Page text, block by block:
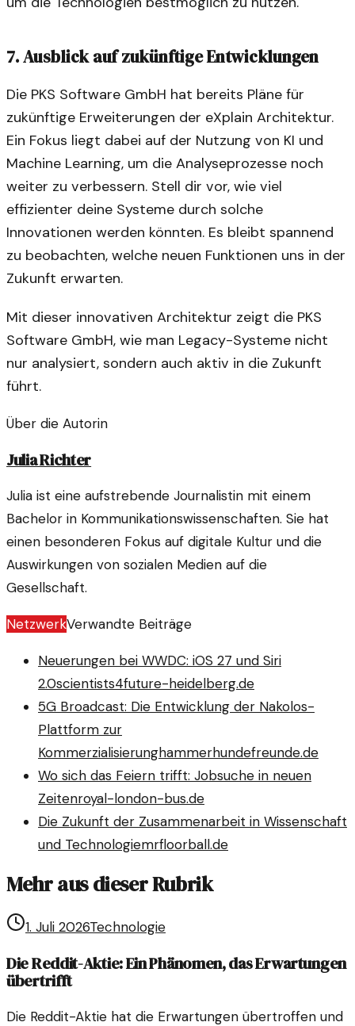
7. Ausblick auf zukünftige Entwicklungen
Die PKS Software GmbH hat bereits Pläne für
zukünftige Erweiterungen der eXplain Architektur.
Ein Fokus liegt dabei auf der Nutzung von KI und
Machine Learning, um die Analyseprozesse noch
weiter zu verbessern. Stell dir vor, wie viel
effizienter deine Systeme durch solche
Innovationen werden könnten. Es bleibt spannend
zu beobachten, welche neuen Funktionen uns in der
Zukunft erwarten.
Mit dieser innovativen Architektur zeigt die PKS
Software GmbH, wie man Legacy-Systeme nicht
nur analysiert, sondern auch aktiv in die Zukunft
führt.
Über die Autorin
Julia Richter
Julia ist eine aufstrebende Journalistin mit einem
Bachelor in Kommunikationswissenschaften. Sie hat
einen besonderen Fokus auf digitale Kultur und die
Auswirkungen von sozialen Medien auf die
Gesellschaft.
NetzwerkVerwandte Beiträge
Neuerungen bei WWDC: iOS 27 und Siri
2.0scientists4future-heidelberg.de
5G Broadcast: Die Entwicklung der Nakolos-
Plattform zur
Kommerzialisierunghammerhundefreunde.de
Wo sich das Feiern trifft: Jobsuche in neuen
Zeitenroyal-london-bus.de
Die Zukunft der Zusammenarbeit in Wissenschaft
und Technologiemrfloorball.de
Mehr aus dieser Rubrik
1. Juli 2026Technologie
Die Reddit-Aktie: Ein Phänomen, das Erwartungen
übertrifft
Die Reddit-Aktie hat die Erwartungen übertroffen und